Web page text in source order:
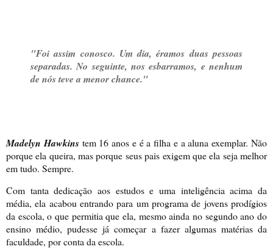
"Foi assim conosco. Um dia, éramos duas pessoas
separadas. No seguinte, nos esbarramos, e nenhum
de nós teve a menor chance."
Madelyn Hawkinstem 16 anos e é a filha e a aluna exemplar. Não
porque ela queira, mas porque seus pais exigem que ela seja melhor
em tudo. Sempre.
Com tanta dedicação aos estudos e uma inteligência acima da
média, ela acabou entrando para um programa de jovens prodígios
da escola, o que permitia que ela, mesmo ainda no segundo ano do
ensino médio, pudesse já começar a fazer algumas matérias da
faculdade, por conta da escola.